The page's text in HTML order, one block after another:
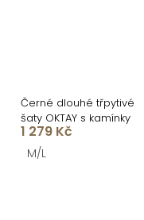
Černé dlouhé třpytivé
šaty OKTAY s kamínky
1 279 Kč
M/L